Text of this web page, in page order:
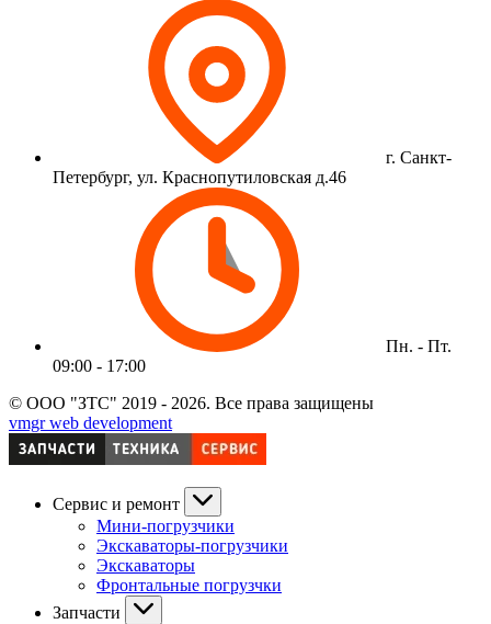
г. Санкт-
Петербург, ул. Краснопутиловская д.46
Пн. - Пт.
09:00 - 17:00
© ООО "ЗТС" 2019 - 2026. Все права защищены
vmgr web development
Сервис и ремонт
Мини-погрузчики
Экскаваторы-погрузчики
Экскаваторы
Фронтальные погрузчки
Запчасти